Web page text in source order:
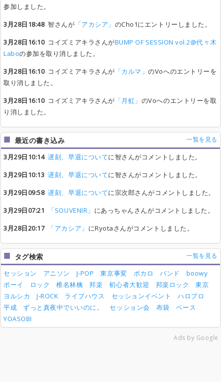
参加しました。
3月28日18:48智さんが 「アカシア」 のCho1にエントリーしました。
3月28日16:10コイズミアキラさんがBUMP OF SESSION vol.2@代々木
Laboの参加を取り消しました。
3月28日16:10コイズミアキラさんが 「カルマ」のVoへのエントリーを
取り消しました。
3月28日16:10コイズミアキラさんが 「月虹」 のVoへのエントリーを取
り消しました。
最近の書き込み 一覧を見る
3月29日10:14 遅刻、早退についてに智さんがコメントしました。
3月29日10:13 遅刻、早退についてに智さんがコメントしました。
3月29日09:58 遅刻、早退についてに宗次郎さんがコメントしました。
3月29日07:21
「SOUVENIR」 にあっちゃんさんがコメントしました。
3月28日20:17
「アカシア」 にRyotaさんがコメントしました。
タグ検索 一覧を見る
セッション アニソン J-POP 東京事変 ボカロ バンド
boowy
ボーイ
ロック 椎名林檎 邦楽 初心者大歓迎 邦楽ロック
東京
ヨルシカ
J-ROCK ライブハウス セッションイベント
ハロプロ
平成
ずっと真夜中でいいのに。 セッション会 布袋
ベース
YOASOBI
Ads by Google